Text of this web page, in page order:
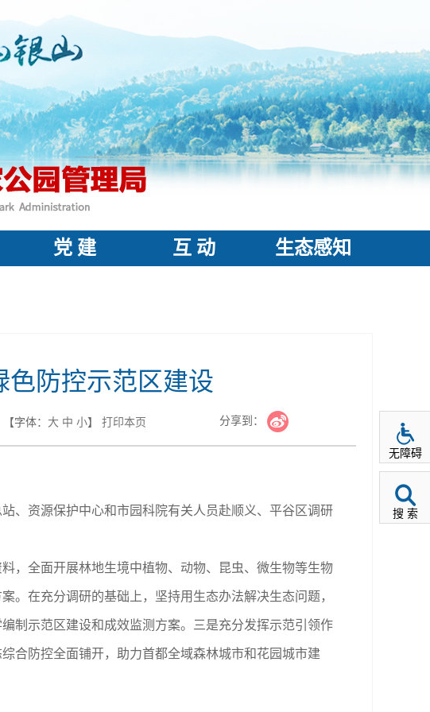
党 建 互 动 生态感知
色防控示范区建设
【字体： 大 中 小】 打印本页 分享到：
、资源保护中心和市园科院有关人员赴顺义、平谷区调研
，全面开展林地生境中植物、动物、昆虫、微生物等生物
。在充分调研的基础上，坚持用生态办法解决生态问题，
制示范区建设和成效监测方案。 三是充分发挥示范引领作
合防控全面铺开，助力首都全域森林城市和花园城市建
无障碍
搜 索